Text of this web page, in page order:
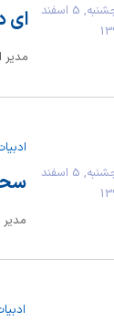
پنجشنبه, 5 اسفند
ای
مدیر
پنجشنبه, 5 اسفند
مدیر